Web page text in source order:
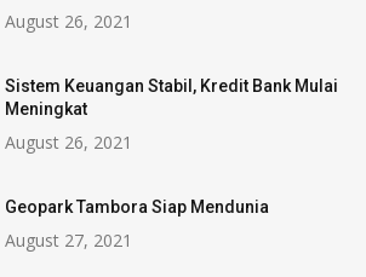
August 26, 2021
Sistem Keuangan Stabil, Kredit Bank Mulai
Meningkat
August 26, 2021
Geopark Tambora Siap Mendunia
August 27, 2021